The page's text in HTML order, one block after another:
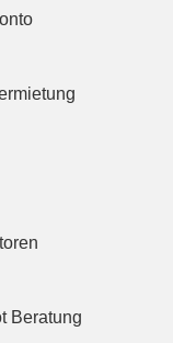
Beratung